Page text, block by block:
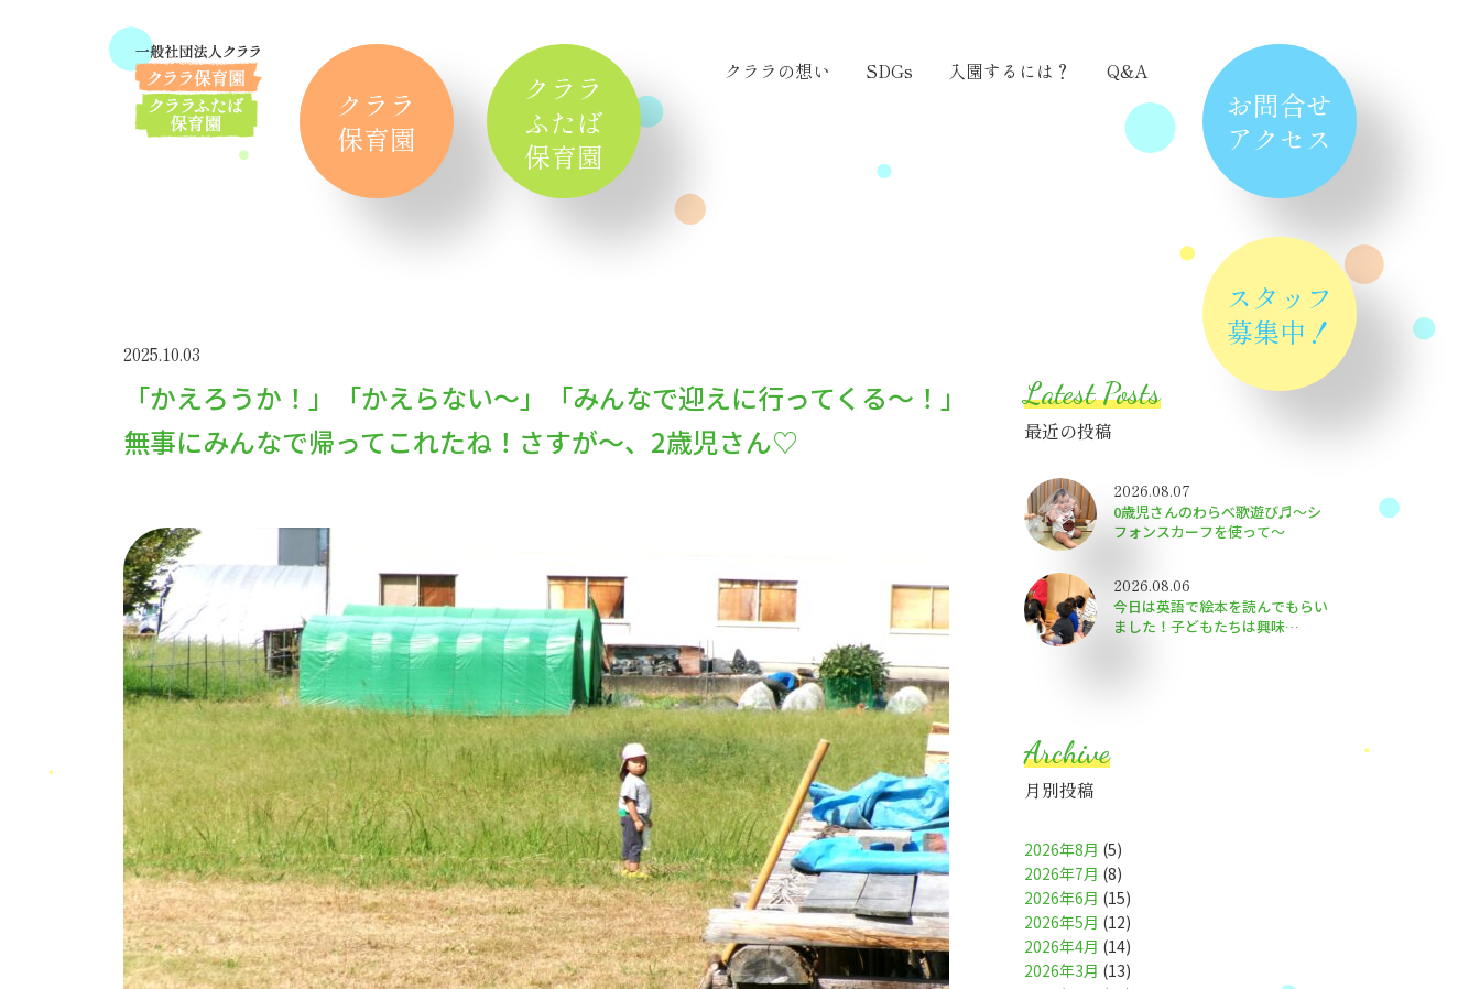
クララ
保育園
クララ
ふたば
保育園
お問合せ
アクセス
スタッフ
募集中！
クララの想い SDGs 入園するには？ Q&A
2025.10.03
「かえろうか！」「かえらない～」「みんなで迎えに行ってくる～！」
無事にみんなで帰ってこれたね！さすが～、2歳児さん♡
Latest Posts
最近の投稿
2026.08.07
0歳児さんのわらべ歌遊び♬～シ
フォンスカーフを使って～
2026.08.06
今日は英語で絵本を読んでもらい
ました！子どもたちは興味
Archive
月別投稿
2026年8月 (5)
2026年7月 (8)
2026年6月 (15)
2026年5月 (12)
2026年4月 (14)
2026年3月 (13)